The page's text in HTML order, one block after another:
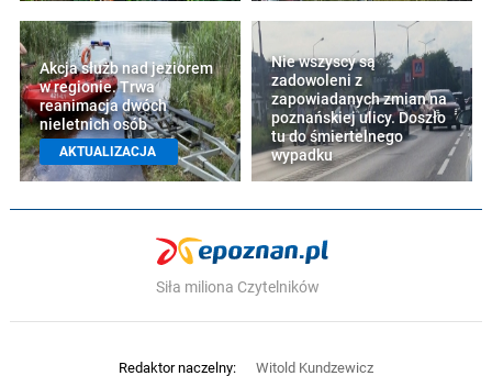
Akcja służb nad jeziorem
w regionie. Trwa
reanimacja dwóch
nieletnich osób
AKTUALIZACJA
Nie wszyscy są
zadowoleni z
zapowiadanych zmian na
poznańskiej ulicy. Doszło
tu do śmiertelnego
wypadku
Siła miliona Czytelników
Redaktor naczelny: Witold Kundzewicz